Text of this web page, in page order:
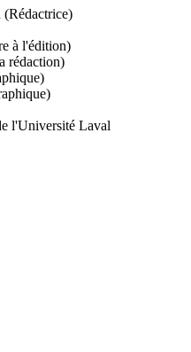
(Rédactrice)
à l'édition)
rédaction)
l'Université Laval